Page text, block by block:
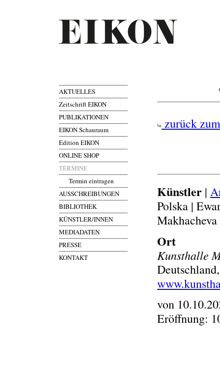
AKTUELLES
Zeitschrift EIKON
PUBLIKATIONEN
EIKON Schauraum
Edition EIKON
ONLINE SHOP
TERMINE
Termin eintragen
AUSSCHREIBUNGEN
BIBLIOTHEK
KÜNSTLER/INNEN
MEDIADATEN
PRESSE
KONTAKT
zurück
Künstler |
Polska |
Ort
Kunsthalle
von
Eröffnung: